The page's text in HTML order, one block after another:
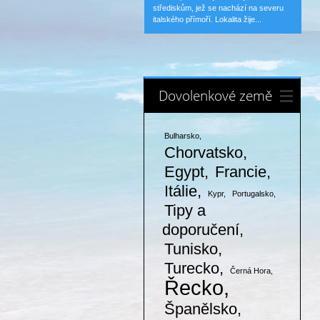
střediskům, jež se nachází na severu
italského přímoří. Lokalita žije...
Dovolenkové země
Bulharsko
Chorvatsko
Egypt
Francie
Itálie
Kypr Portugalsko
Tipy a
doporučení
Tunisko
Turecko
Černá Hora
Řecko
Španělsko